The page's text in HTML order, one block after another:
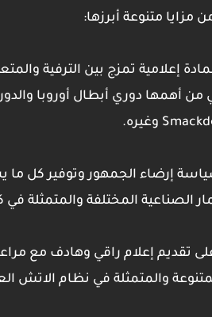
مزايا متنوعة أبرزها:
لمادة إعلامية تمزج بين الترفية
من أهمها دوري أبطال أوروبا
إرضاء الجمهور وتوفير كل
الصناعية المختلفة والمتمثلة
تقديم إعلام راقي وهادف مع
والمتمثلة في نظام الاتش